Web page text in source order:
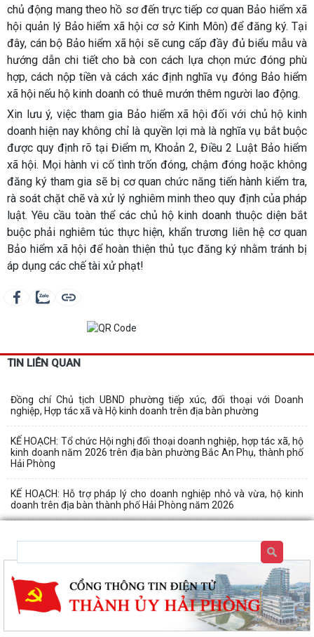
chủ động mang theo hồ sơ đến trực tiếp cơ quan Bảo hiểm xã
hội quản lý Bảo hiểm xã hộicơ sở Kinh Môn)để đăng ký. Tại
đây, cán bộ Bảo hiểm xã hội sẽ cung cấp đầy đủ biểu mẫu và
hướng dẫn chi tiết cho bà con cách lựa chọn mức đóng phù
hợp, cách nộp tiền và cách xác định nghĩa vụ đóng Bảo hiểm
xã hội nếu hộ kinh doanh có thuê mướn thêm người lao động.
Xin lưu ý, việc tham gia Bảo hiểm xã hội đối với chủ hộ kinh
doanh hiện nay không chỉ là quyền lợi mà là nghĩa vụ bắt buộc
được quy định rõ tại Điểm m, Khoản 2, Điều 2 Luật Bảo hiểm
xã hội. Mọi hành vi cố tình trốn đóng, chậm đóng hoặc không
đăng ký tham gia sẽ bị cơ quan chức năng tiến hành kiểm tra,
rà soát chặt chẽ và xử lý nghiêm minh theo quy định của pháp
luật. Yêu cầu toàn thể các chủ hộ kinh doanh thuộc diện bắt
buộc phải nghiêm túc thực hiện, khẩn trương liên hệ cơ quan
Bảo hiểm xã hội để hoàn thiện thủ tục đăng ký nhằm tránh bị
áp dụng các chế tài xử phạt!
TIN LIÊN QUAN
Đồng chí Chủ tịch UBND phường tiếp xúc, đối thoại với Doanh
nghiệp, Hợp tác xã và Hộ kinh doanh trên địa bàn phường
KẾ HOẠCH: Tổ chức Hội nghị đối thoại doanh nghiệp, hợp tác xã, hộ
kinh doanh năm 2026 trên địa bàn phường Bắc An Phụ, thành phố
Hải Phòng
KẾ HOẠCH: Hỗ trợ pháp lý cho doanh nghiệp nhỏ và vừa, hộ kinh
doanh trên địa bàn thành phố Hải Phòng năm 2026